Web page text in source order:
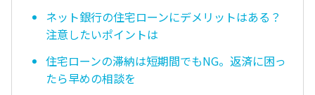
ネット銀行の住宅ローンにデメリットはある？
注意したいポイントは
住宅ローンの滞納は短期間でもNG。返済に困っ
たら早めの相談を